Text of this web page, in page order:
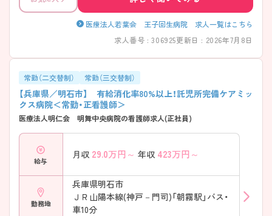
方は、まずはマイナビ看護師にご相談ください！
医療法人若葉会 王子回生病院 求人一覧はこちら
求人番号 : 306925更新日 : 2026年7月8日
常勤（二交替制） 常勤（三交替制）
【兵庫県／明石市】 有給消化率80%以上！託児所完備ケアミッ
クス病院＜常勤・正看護師＞
医療法人明仁会 明舞中央病院の看護師求人(正社員)
給与
月収 29.0万円～ 年収 423万円～
勤務地
兵庫県明石市
ＪＲ山陽本線(神戸－門司)「朝霧駅」バス・
車10分